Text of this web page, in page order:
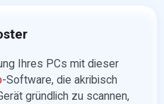
Ihres PCs mit dieser
-Software, die akribisch
gründlich zu scannen,